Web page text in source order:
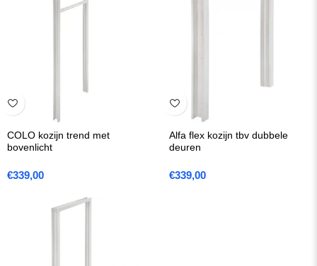
COLO kozijn trend met
bovenlicht
€339,00
Alfa flex kozijn tbv dubbele
deuren
€339,00